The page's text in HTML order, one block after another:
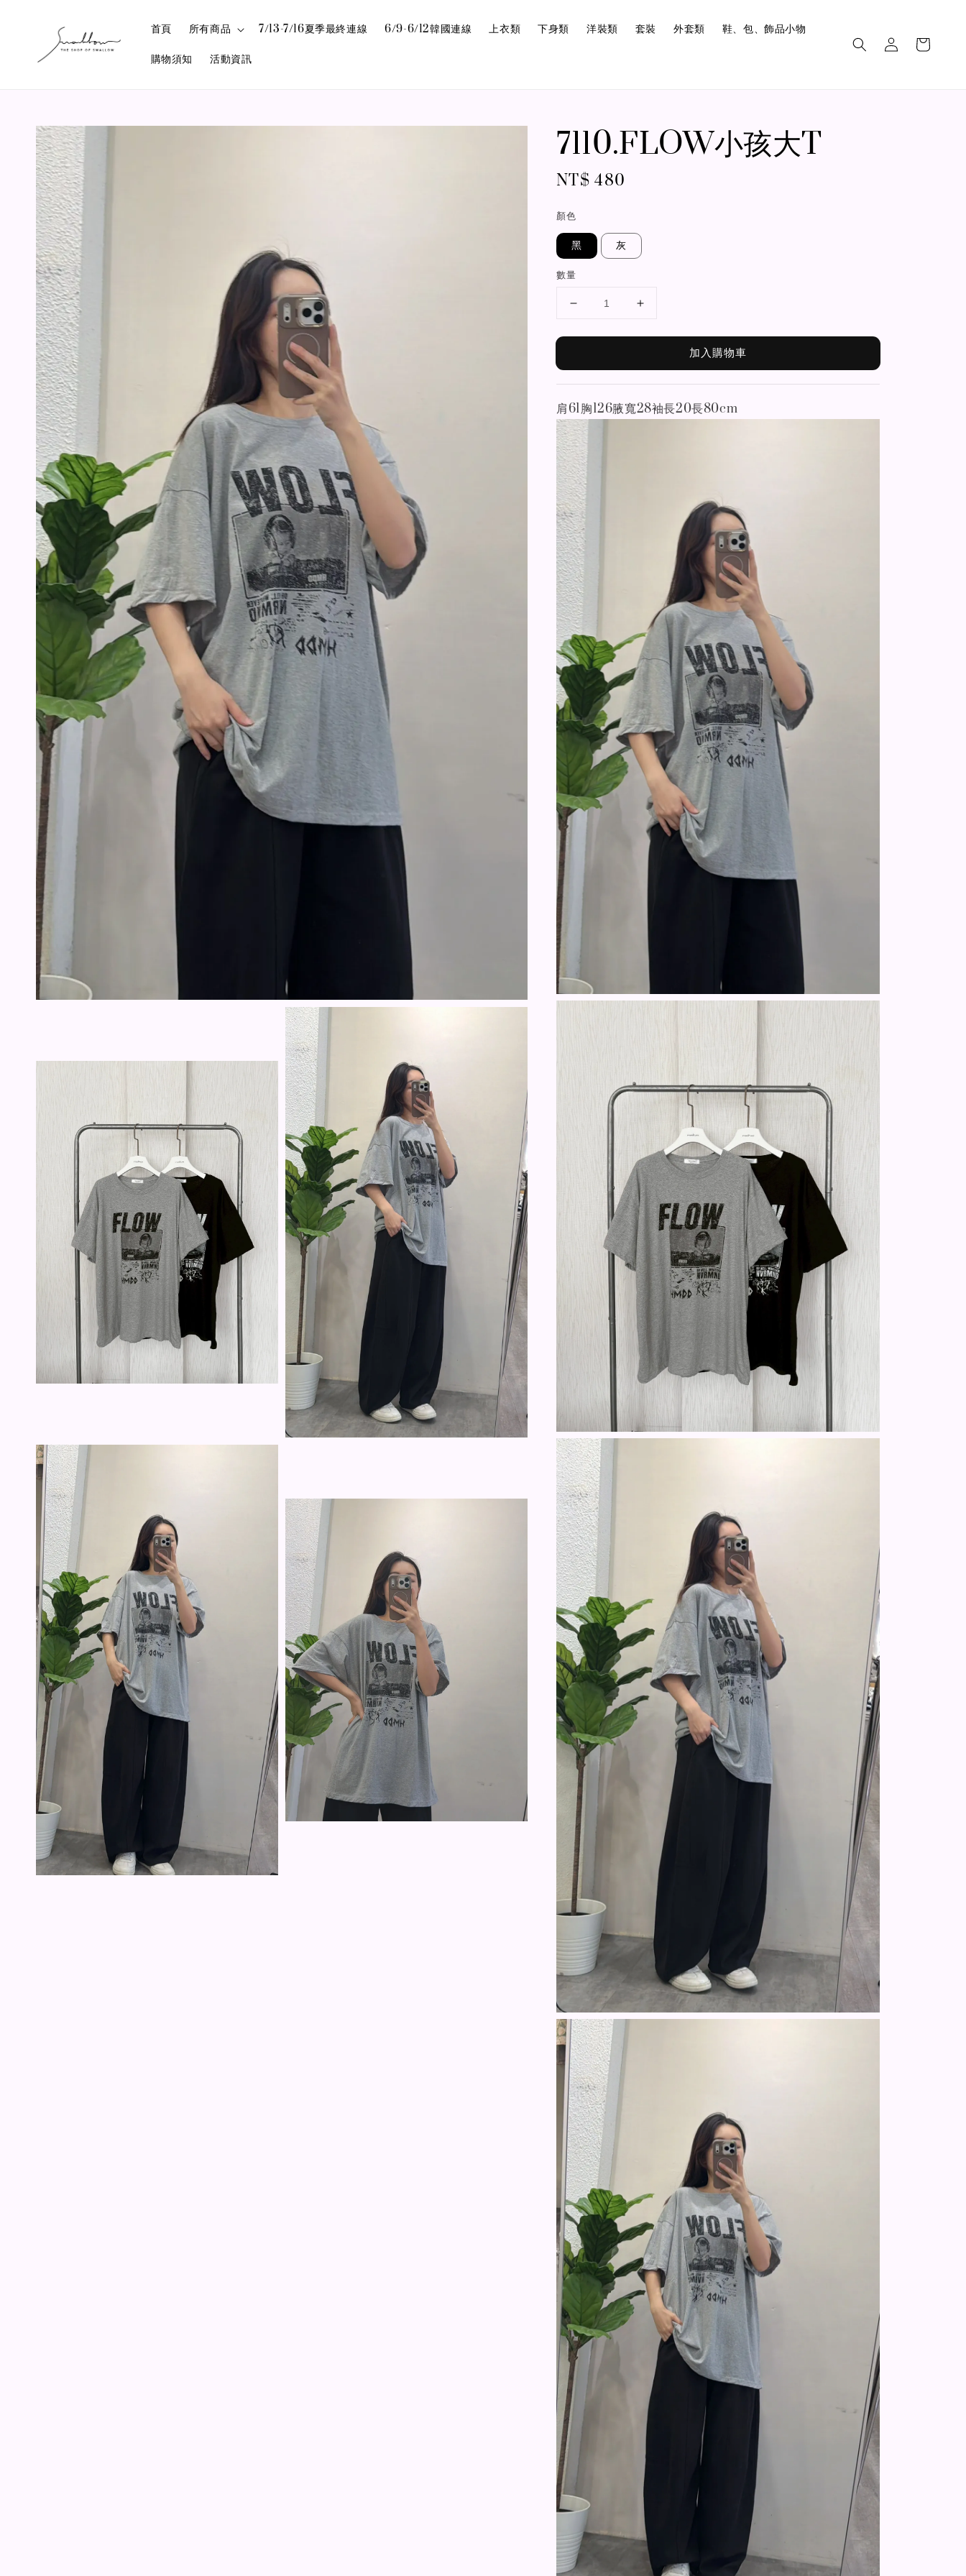
首頁 所有商品 7/13-7/16夏季最終連線 6/9-6/12韓國連線 上衣類 下身類 洋裝類 套裝 外套類 鞋、包、飾品小物
購物須知 活動資訊
7110.FLOW小孩大T
Regular
NT$ 480
顏色
黑 灰
數量
加入購物車
肩61胸126腋寬28袖長20長80cm